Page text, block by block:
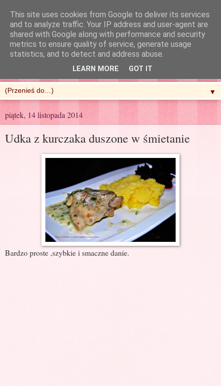
R'n'G Kitchen
▼
piątek, 14 listopada 2014
Udka z kurczaka duszone w śmietanie
Bardzo proste ,szybkie i smaczne danie.
This site uses cookies from Google to deliver its services
and to analyze traffic. Your IP address and user-agent are
shared with Google along with performance and security
metrics to ensure quality of service, generate usage
statistics, and to detect and address abuse.
LEARN MORE GOT IT